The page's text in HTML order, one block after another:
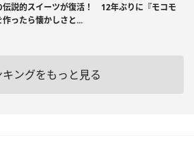
伝説的スイーツが復活！ 12年ぶりに『モコモ
作ったら懐かしさと...
キングをもっと見る